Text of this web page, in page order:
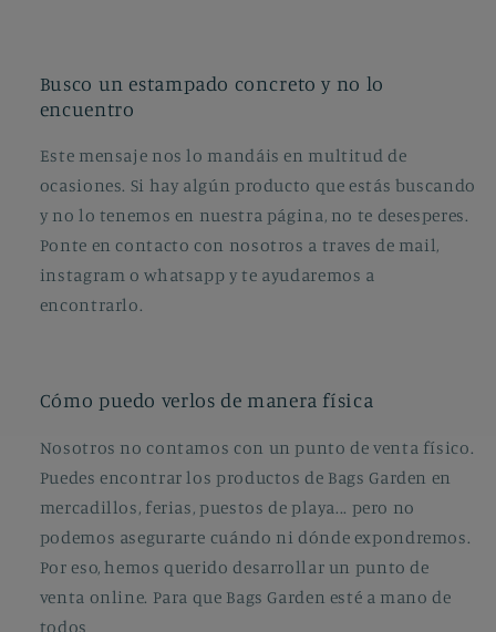
Busco un estampado concreto y no lo
encuentro
Este mensaje nos lo mandáis en multitud de
ocasiones. Si hay algún producto que estás buscando
y no lo tenemos en nuestra página, no te desesperes.
Ponte en contacto con nosotros a traves de mail,
instagram o whatsapp y te ayudaremos a
encontrarlo.
Cómo puedo verlos de manera física
Nosotros no contamos con un punto de venta físico.
Puedes encontrar los productos de Bags Garden en
mercadillos, ferias, puestos de playa... pero no
podemos asegurarte cuándo ni dónde expondremos.
Por eso, hemos querido desarrollar un punto de
venta online. Para que Bags Garden esté a mano de
todos